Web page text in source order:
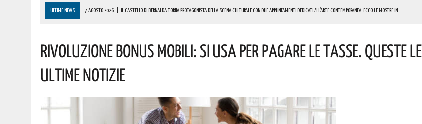
ULTIME NEWS 7 AGOSTO 2026 IL CASTELLO DI BERNALDA TORNA PROTAGONISTA DELLA SCENA CULTURALE CON DUE APPUNTAMENTI DEDICATI ALL’ARTE CONTEMPORANEA. ECCO LE MOSTRE IN
7 AGOSTO 2026 | A GRASSANO FERVONO I PREPARATIVI PER LA RIEVOCAZIONE STORICA “I CAVALIERI DI MALTA”. ECCO IL PROGRAMMA
7 AGOSTO 2026 BERNALDA: IL SUGGESTIVO SCENARIO DELLE TAVOLE PALATINE FARÀ DA CORNICE ALLO SPETTACOLO DI ROSMY, UN EMOZIONANTE VIAGGIO TRA MUSICA E PAROLE. I DETTAGLI
Rivoluzione Bonus Mobili: Si Usa Per Pagare Le Tasse. Queste Le
Ultime Notizie